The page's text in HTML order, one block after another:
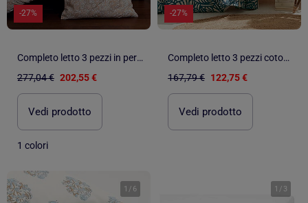
-27%
Completo letto 3 pezzi in percalle di cotone ornamentale classico copripiumino + federe
277,04 € 202,55 €
Vedi prodotto
1 colori
-27%
Completo letto 3 pezzi cotone vegetale geometrico copripiumino + federe
167,79 € 122,75 €
Vedi prodotto
1 / 6 1 / 3